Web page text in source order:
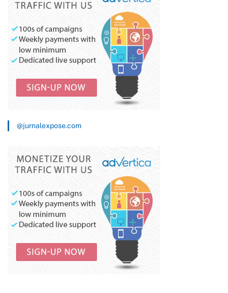
@jurnalexpose.com